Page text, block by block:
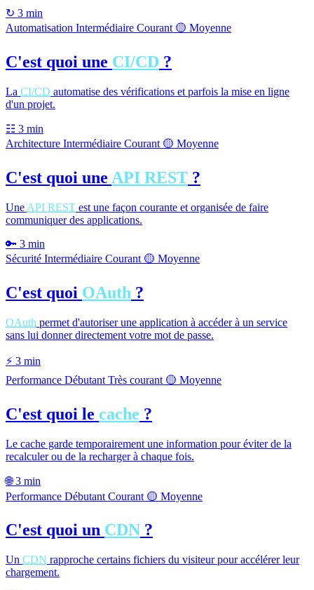
↻ 3 min
Automatisation Intermédiaire Courant 🟡 Moyenne
C'est quoi une CI/CD ?
La CI/CD automatise des vérifications et parfois la mise en ligne
d'un projet.
☷ 3 min
Architecture Intermédiaire Courant 🟡 Moyenne
C'est quoi une API REST ?
Une API REST est une façon courante et organisée de faire
communiquer des applications.
🔑 3 min
Sécurité Intermédiaire Courant 🟡 Moyenne
C'est quoi OAuth ?
OAuth permet d'autoriser une application à accéder à un service
sans lui donner directement votre mot de passe.
⚡ 3 min
Performance Débutant Très courant 🟡 Moyenne
C'est quoi le cache ?
Le cache garde temporairement une information pour éviter de la
recalculer ou de la recharger à chaque fois.
🌐 3 min
Performance Débutant Courant 🟡 Moyenne
C'est quoi un CDN ?
Un CDN rapproche certains fichiers du visiteur pour accélérer leur
chargement.